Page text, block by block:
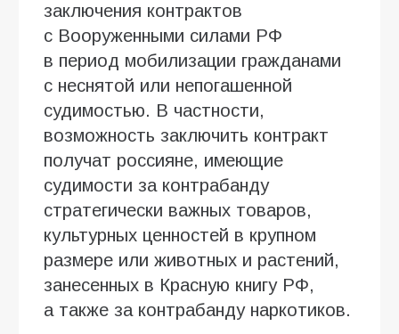
заключения контрактов
с Вооруженными силами РФ
в период мобилизации гражданами
с неснятой или непогашенной
судимостью. В частности,
возможность заключить контракт
получат россияне, имеющие
судимости за контрабанду
стратегически важных товаров,
культурных ценностей в крупном
размере или животных и растений,
занесенных в Красную книгу РФ,
а также за контрабанду наркотиков.